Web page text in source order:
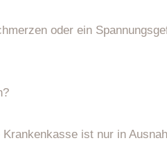
oder ein
ist nur in